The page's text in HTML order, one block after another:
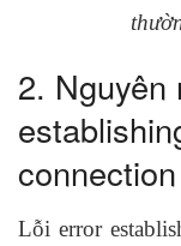
2. Nguyên
connection
Lỗi error